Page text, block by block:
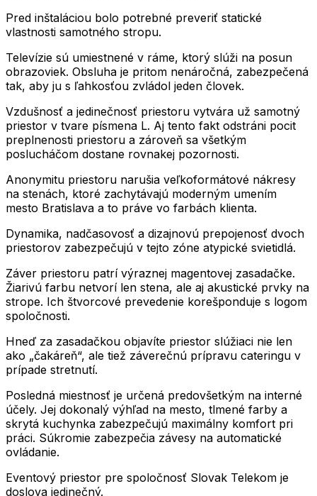
Pred inštaláciou bolo potrebné preveriť statické
vlastnosti samotného stropu.
Televízie sú umiestnené v ráme, ktorý slúži na posun
obrazoviek. Obsluha je pritom nenáročná, zabezpečená
tak, aby ju s ľahkosťou zvládol jeden človek.
Vzdušnosť a jedinečnosť priestoru vytvára už samotný
priestor v tvare písmena L. Aj tento fakt odstráni pocit
preplnenosti priestoru a zároveň sa všetkým
poslucháčom dostane rovnakej pozornosti.
Anonymitu priestoru narušia veľkoformátové nákresy
na stenách, ktoré zachytávajú moderným umením
mesto Bratislava a to práve vo farbách klienta.
Dynamika, nadčasovosť a dizajnovú prepojenosť dvoch
priestorov zabezpečujú v tejto zóne atypické svietidlá.
Záver priestoru patrí výraznej magentovej zasadačke.
Žiarivú farbu netvorí len stena, ale aj akustické prvky na
strope. Ich štvorcové prevedenie korešponduje s logom
spoločnosti.
Hneď za zasadačkou objavíte priestor slúžiaci nie len
ako „čakáreň“, ale tiež záverečnú prípravu cateringu v
prípade stretnutí.
Posledná miestnosť je určená predovšetkým na interné
účely. Jej dokonalý výhľad na mesto, tlmené farby a
skrytá kuchynka zabezpečujú maximálny komfort pri
práci. Súkromie zabezpečia závesy na automatické
ovládanie.
Eventový priestor pre spoločnosť Slovak Telekom je
doslova jedinečný.